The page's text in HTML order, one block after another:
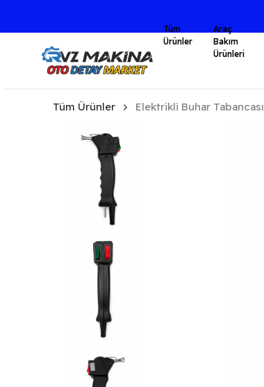
Tüm
Ürünler
Araç
Bakım
Ürünleri
Tüm Ürünler Elektrikli Buhar Tabancası